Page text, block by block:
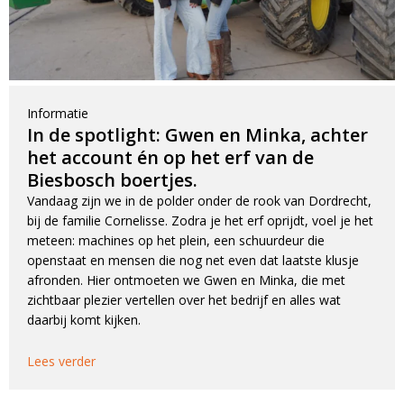
Informatie
In de spotlight: Gwen en Minka, achter
het account én op het erf van de
Biesbosch boertjes.
Vandaag zijn we in de polder onder de rook van Dordrecht,
bij de familie Cornelisse. Zodra je het erf oprijdt, voel je het
meteen: machines op het plein, een schuurdeur die
openstaat en mensen die nog net even dat laatste klusje
afronden. Hier ontmoeten we Gwen en Minka, die met
zichtbaar plezier vertellen over het bedrijf en alles wat
daarbij komt kijken.
Lees verder
Blijf op de hoogte van nieuwe product
updates, promoties en aanbiedingen, leuke
klantverhalen en ontdek de klantfoto van de
maand!
Email
A
l
t
r
Bevestig je inschrijving via de bevestigingsmail
in je inbox. Deze ontvang je binnen een paar